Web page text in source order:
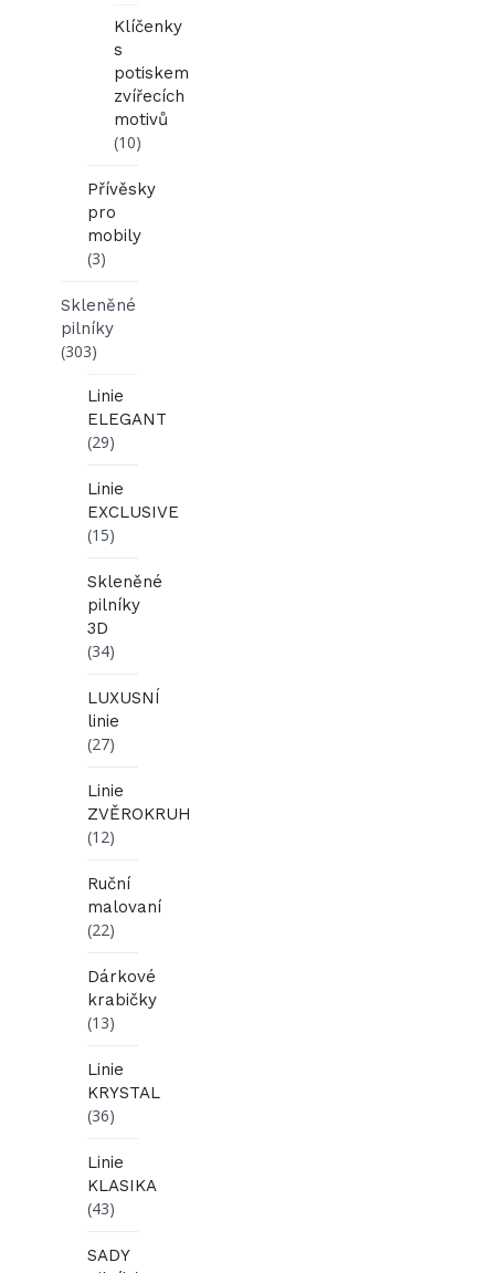
Klíčenky
s
potiskem
zvířecích
motivů
(10)
Přívěsky
pro
mobily
(3)
Skleněné
pilníky
(303)
Linie
ELEGANT
(29)
Linie
EXCLUSIVE
(15)
Skleněné
pilníky
3D
(34)
LUXUSNÍ
linie
(27)
Linie
ZVĚROKRUH
(12)
Ruční
malovaní
(22)
Dárkové
krabičky
(13)
Linie
KRYSTAL
(36)
Linie
KLASIKA
(43)
SADY